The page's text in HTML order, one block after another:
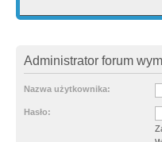
Administrator forum
Nazwa użytkownika:
Hasło: